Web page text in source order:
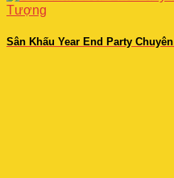
Sân Khấu Year End Party